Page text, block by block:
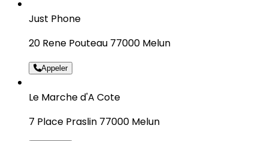
Just Phone
20 Rene Pouteau 77000 Melun
Appeler
Le Marche d'A Cote
7 Place Praslin 77000 Melun